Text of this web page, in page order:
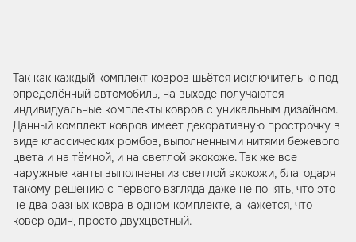
Так как каждый комплект ковров шьётся исключительно под
определённый автомобиль, на выходе получаются
индивидуальные комплекты ковров с уникальным дизайном.
Данный комплект ковров имеет декоративную прострочку в
виде классических ромбов, выполненными нитями бежевого
цвета и на тёмной, и на светлой экокоже. Так же все
наружные канты выполнены из светлой экокожи, благодаря
такому решению с первого взгляда даже не понять, что это
не два разных ковра в одном комплекте, а кажется, что
ковер один, просто двухцветный.